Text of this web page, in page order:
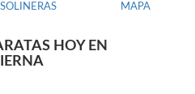
MAPA
HOY EN